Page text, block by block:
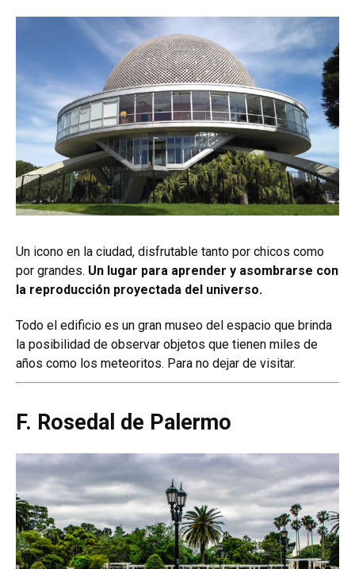
Un icono en la ciudad, disfrutable tanto por chicos como
por grandes. Un lugar para aprender y asombrarse con
la reproducción proyectada del universo.
Todo el edificio es un gran museo del espacio que brinda
la posibilidad de observar objetos que tienen miles de
años como los meteoritos. Para no dejar de visitar.
F. Rosedal de Palermo